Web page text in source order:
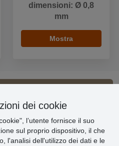
dimensioni: Ø 0,8
mm
Mostra
dei cookie
l’utente fornisce il suo
sul proprio dispositivo, il che
l'analisi dell'utilizzo dei dati e le